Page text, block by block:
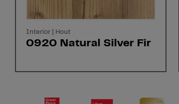
Interior | Hout
0920 Natural Silver Fir